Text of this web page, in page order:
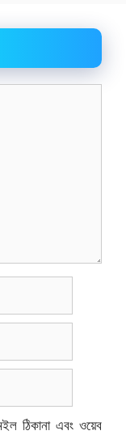
ঠিকানা এবং ওয়েব